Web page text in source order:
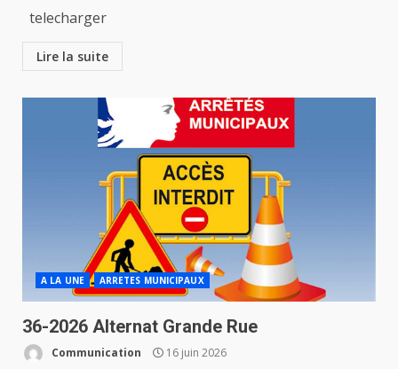
telecharger
Lire la suite
A LA UNE ARRETES MUNICIPAUX
36-2026 Alternat Grande Rue
Communication 16 juin 2026